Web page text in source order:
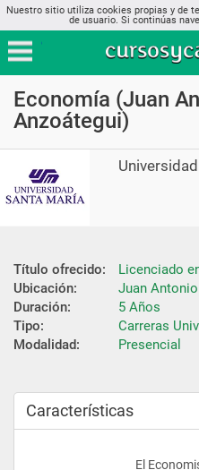
Nuestro sitio utiliza cookies propias y de
de usuario. Si continúas
Economía (Juan
Anzoátegui)
Título ofrecido:
Licenciado
Ubicación:
Juan
Duración:
5 Años
Tipo:
Carreras
Modalidad:
Presencial
Características